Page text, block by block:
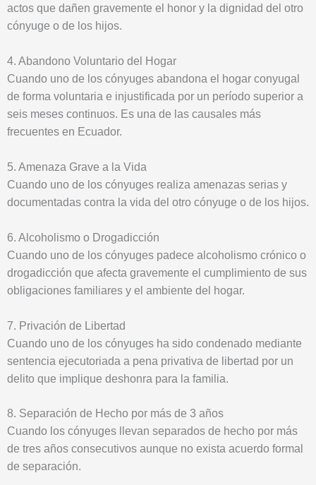
actos que dañen gravemente el honor y la dignidad del otro
cónyuge o de los hijos.
4. Abandono Voluntario del Hogar
Cuando uno de los cónyuges abandona el hogar conyugal
de forma voluntaria e injustificada por un período superior a
seis meses continuos. Es una de las causales más
frecuentes en Ecuador.
5. Amenaza Grave a la Vida
Cuando uno de los cónyuges realiza amenazas serias y
documentadas contra la vida del otro cónyuge o de los hijos.
6. Alcoholismo o Drogadicción
Cuando uno de los cónyuges padece alcoholismo crónico o
drogadicción que afecta gravemente el cumplimiento de sus
obligaciones familiares y el ambiente del hogar.
7. Privación de Libertad
Cuando uno de los cónyuges ha sido condenado mediante
sentencia ejecutoriada a pena privativa de libertad por un
delito que implique deshonra para la familia.
8. Separación de Hecho por más de 3 años
Cuando los cónyuges llevan separados de hecho por más
de tres años consecutivos aunque no exista acuerdo formal
de separación.